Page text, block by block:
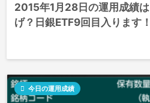
2015年1月28日の運用成績
げ？日銀ETF9回目入ります！
 今日の運用成績